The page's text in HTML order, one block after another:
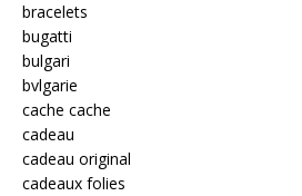
bracelets
bugatti
bulgari
bvlgarie
cache cache
cadeau
cadeau original
cadeaux folies